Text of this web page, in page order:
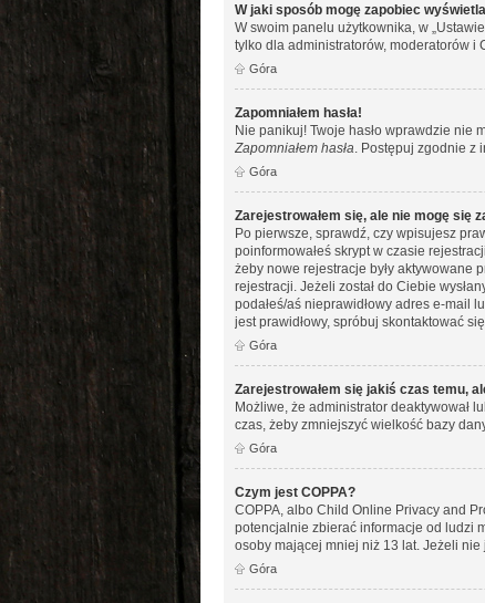
W jaki sposób mogę zapobiec
W swoim panelu użytkownika, w
tylko dla administratorów, moderatorów i
Góra
Zapomniałem hasła!
Nie panikuj! Twoje hasło wprawdzie nie
Zapomniałem hasła . Postępuj zgodnie
Góra
Zarejestrowałem się, ale nie mogę się
Po pierwsze, sprawdź, czy wpisujesz
poinformowałeś skrypt w czasie
żeby nowe rejestracje były aktywowane
rejestracji. Jeżeli został do Ciebie
podałeś/aś nieprawidłowy adres e-mail
jest prawidłowy, spróbuj skontaktować
Góra
Zarejestrowałem się jakiś czas temu,
Możliwe, że administrator deaktywował
czas, żeby zmniejszyć wielkość bazy
Góra
Czym jest COPPA?
COPPA, albo Child Online Privacy and
potencjalnie zbierać informacje od ludzi
osoby mającej mniej niż 13 lat. Jeżeli
Góra